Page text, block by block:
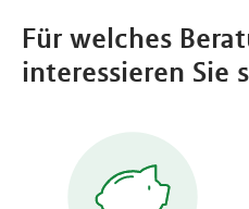
Für welches
interessieren Sie